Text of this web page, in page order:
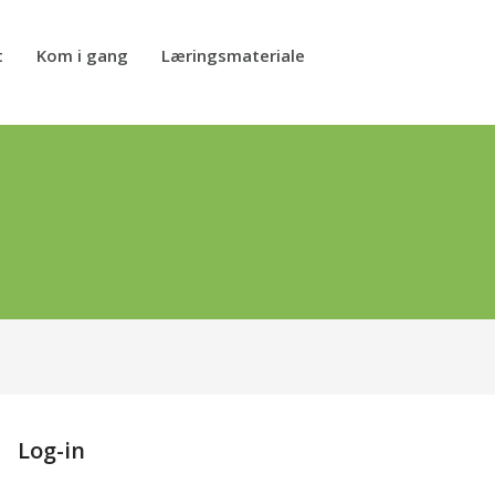
Kom i gang Læringsmateriale
Log-in